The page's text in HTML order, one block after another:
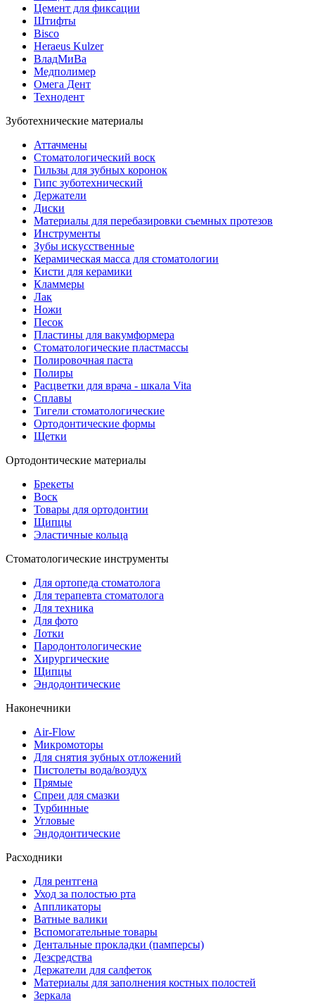
Цемент для фиксации
Штифты
Bisco
Heraeus Kulzer
ВладМиВа
Медполимер
Омега Дент
Технодент
Зуботехнические материалы
Аттачмены
Стоматологический воск
Гильзы для зубных коронок
Гипс зуботехнический
Держатели
Диски
Материалы для перебазировки съемных протезов
Инструменты
Зубы искусственные
Керамическая масса для стоматологии
Кисти для керамики
Кламмеры
Лак
Ножи
Песок
Пластины для вакумформера
Стоматологические пластмассы
Полировочная паста
Полиры
Расцветки для врача - шкала Vita
Сплавы
Тигели стоматологические
Ортодонтические формы
Щетки
Ортодонтические материалы
Брекеты
Воск
Товары для ортодонтии
Щипцы
Эластичные кольца
Стоматологические инструменты
Для ортопеда стоматолога
Для терапевта стоматолога
Для техника
Для фото
Лотки
Пародонтологические
Хирургические
Щипцы
Эндодонтические
Наконечники
Air-Flow
Микромоторы
Для снятия зубных отложений
Пистолеты вода/воздух
Прямые
Спреи для смазки
Турбинные
Угловые
Эндодонтические
Расходники
Для рентгена
Уход за полостью рта
Аппликаторы
Ватные валики
Вспомогательные товары
Дентальные прокладки (памперсы)
Дезсредства
Держатели для салфеток
Материалы для заполнения костных полостей
Зеркала